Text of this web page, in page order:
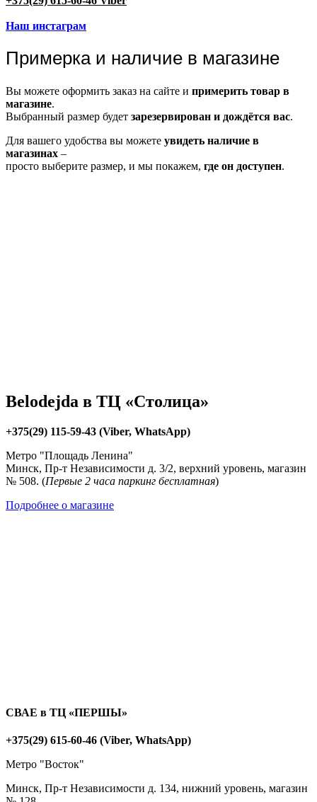
Наш инстаграм
Примерка и наличие в магазине
Вы можете оформить заказ на сайте и примерить товар в
магазине.
Выбранный размер будет зарезервирован и дождётся вас.
Для вашего удобства вы можете увидеть наличие в
магазинах –
просто выберите размер, и мы покажем, где он доступен.
Belodejda в ТЦ «Столица»
+375(29) 115-59-43 (Viber, WhatsApp)
Метро "Площадь Ленина"
Минск, Пр-т Независимости д. 3/2, верхний уровень, магазин
№ 508. (Первые 2 часа паркинг бесплатная)
Подробнее о магазине
СВАЕ в ТЦ «ПЕРШЫ»
+375(29) 615-60-46 (Viber, WhatsApp)
Метро "Восток"
Минск, Пр-т Независимости д. 134, нижний уровень, магазин